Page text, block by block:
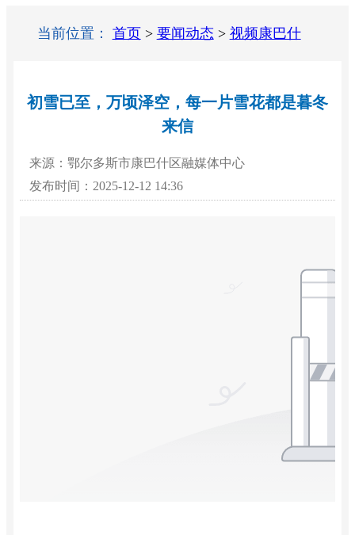
当前位置： 首页 > 要闻动态 > 视频康巴什
初雪已至，万顷泽空，每一片雪花都是暮冬
来信
来源：鄂尔多斯市康巴什区融媒体中心
发布时间：2025-12-12 14:36